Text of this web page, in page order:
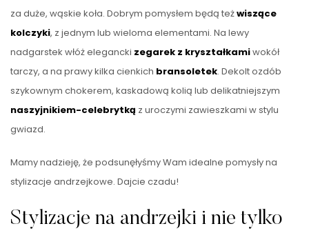
za duże, wąskie koła. Dobrym pomysłem będą teżwiszące
kolczyki, z jednym lub wieloma elementami. Na lewy
nadgarstek włóż elegancki zegarek z kryształkamiwokół
tarczy, a na prawy kilka cienkich bransoletek. Dekolt ozdób
szykownym chokerem, kaskadową kolią lub delikatniejszym
naszyjnikiem-celebrytką z uroczymi zawieszkami w stylu
gwiazd.
Mamy nadzieję, że podsunęłyśmy Wam idealne pomysły na
stylizacje andrzejkowe. Dajcie czadu!
Stylizacje na andrzejki i nie tylko